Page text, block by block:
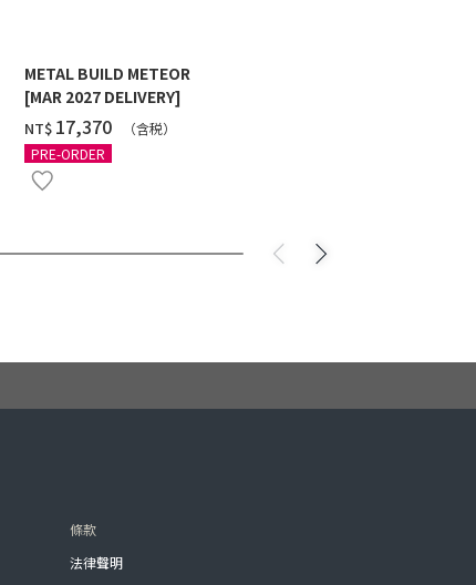
METAL BUILD METEOR
[MAR 2027 DELIVERY]
NT$ ‌17,370
（含税）
PRE-ORDER
條款
法律聲明